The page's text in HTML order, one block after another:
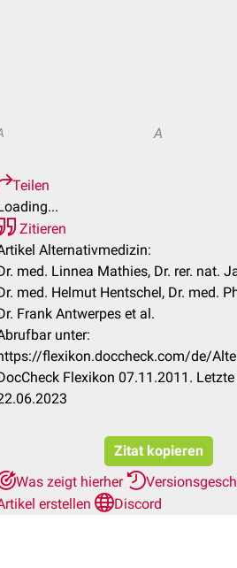
A
Teilen
Zitieren
Alternativmedizin:
med. Linnea Mathies, Dr. rer. nat.
med. Helmut Hentschel, Dr. med.
Frank Antwerpes et al.
unter:
flexikon.doccheck.com/de/
Flexikon 07.11.2011.
Zitat kopieren
Was zeigt hierher
erstellen
Discord